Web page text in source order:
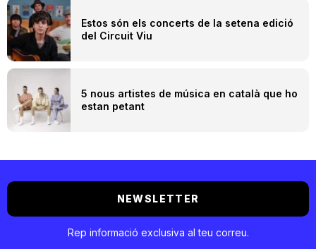
Estos són els concerts de la setena edició
del Circuit Viu
5 nous artistes de música en català que ho
estan petant
NEWSLETTER
Rep informació exclusiva al teu correu.